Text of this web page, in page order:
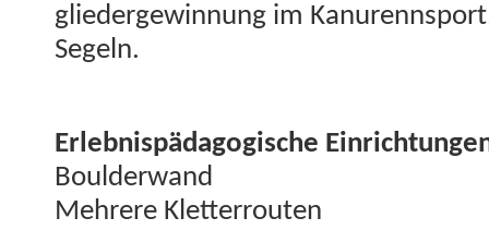
gliedergewin­nung im
Segeln.
Erleb­nis­päd­a­gogis­che
Boul­der­wand
Mehrere Klet­ter­routen